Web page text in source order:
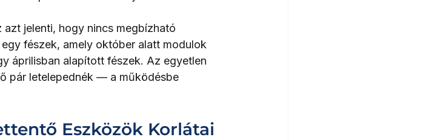
jelenti, hogy nincs megbízható
fészek, amely október alatt modulok
áprilisban alapított fészek. Az egyetlen
pár letelepednék — a működésbe
Eszközök Korlátai